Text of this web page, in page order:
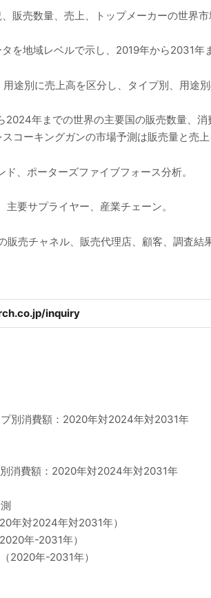
販売数量、売上、トップメーカーの世界
を地域レベルで示し、2019年から2031年
途別に売上高を区分し、タイプ別、用途別
年までの世界の主要国の販売数量、
コーキングガンの市場予測は販売量と売
、ポーターズファイブフォース分析。
要サプライヤー、産業チェーン。
売チャネル、販売代理店、顧客、調査結
inquiry
別消費額：2020年対2024年対2031年
消費額：2020年対2024年対2031年
年対2024年対2031年）
年-2031年）
2020年-2031年）